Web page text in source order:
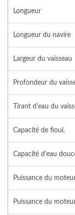
Longueur
Longueur du navire
Largeur du vaisseau
Profondeur du
Tirant d'eau du
Capacité de fioul.
Capacité d'eau
Puissance du
Puissance du